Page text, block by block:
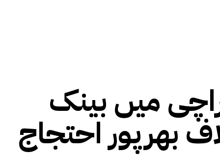
میں بینک
بھرپور احتجاج